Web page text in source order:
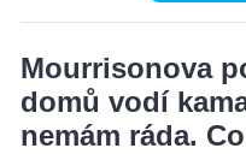
Mourrisonova
domů vodí
nemám ráda.